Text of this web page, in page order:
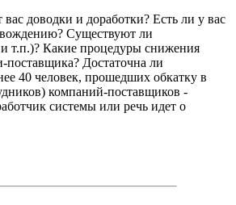
доводки и доработки? Есть ли у вас
Существуют ли
т.п.)? Какие процедуры снижения
Достаточна ли
40 человек, прошедших обкатку в
компаний-поставщиков -
системы или речь идет о